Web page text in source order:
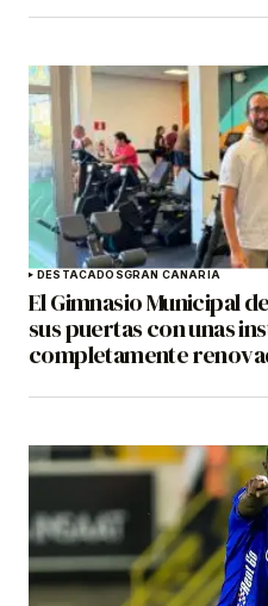
DESTACADOSGRAN CANARIA
El Gimnasio Municipal
sus puertas con unas
completamente